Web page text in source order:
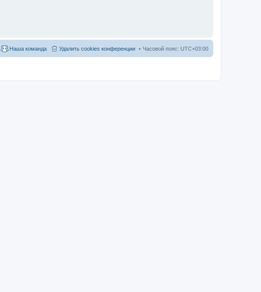
Часовой пояс: UTC+03:00
Удалить cookies конференции
Наша команда